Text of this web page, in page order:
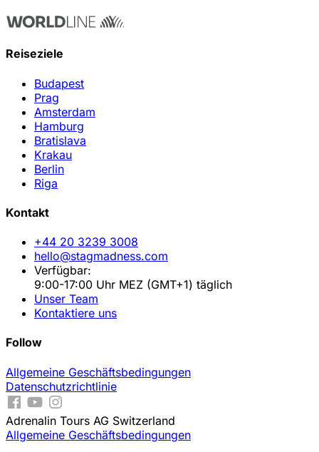
Reiseziele
Budapest
Prag
Amsterdam
Hamburg
Bratislava
Krakau
Berlin
Riga
Kontakt
+44 20 3239 3008
hello@stagmadness.com
Verfügbar:
9:00-17:00 Uhr MEZ (GMT+1) täglich
Unser Team
Kontaktiere uns
Follow
Allgemeine Geschäftsbedingungen
Datenschutzrichtlinie
Adrenalin Tours AG Switzerland
Allgemeine Geschäftsbedingungen